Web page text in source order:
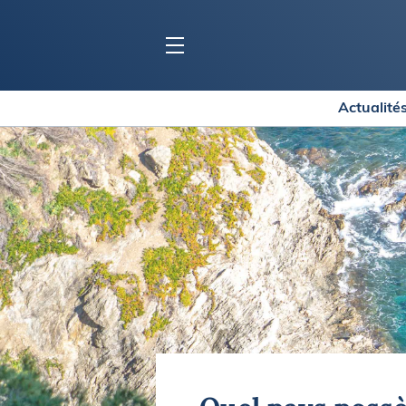
BLOC MARINE
Ports
Carnets de voyage
Dossiers de la rédaction
Collection Bloc Marine
Application Bloc Marine
Règlementation
BATEAUX